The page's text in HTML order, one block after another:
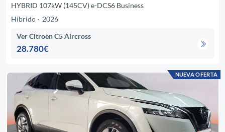
HYBRID 107kW (145CV) e-DCS6 Business
Híbrido
2026
Ver Citroën C5 Aircross
28.780€
NUEVA OFERTA